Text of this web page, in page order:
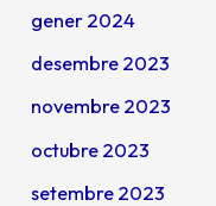
gener 2024
desembre 2023
novembre 2023
octubre 2023
setembre 2023